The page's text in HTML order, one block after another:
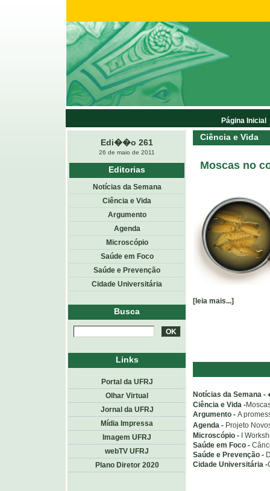
Edi��o 261
26 de maio de 2011
Ciência e Vida
Moscas no
[leia mais...]
Notícias da Semana -
Ciência e Vida -
Argumento - A
Agenda - Projeto
Microscópio -
I
Saúde em Foco -
Saúde e Prevenção -
Cidade Universitária -
Editorias
Notícias da Semana
Ciência e Vida
Argumento
Agenda
Microscópio
Saúde em Foco
Saúde e Prevenção
Cidade Universitária
Busca
Página Inicial
Links
Portal da UFRJ
Olhar Virtual
Jornal da UFRJ
Mídia Impressa
Imagem UFRJ
webTV UFRJ
Plano Diretor 2020